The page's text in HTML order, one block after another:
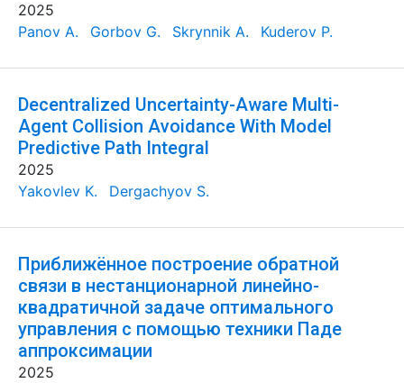
2025
Panov A.
Gorbov G. Skrynnik A. Kuderov P.
Decentralized Uncertainty-Aware Multi-
Agent Collision Avoidance With Model
Predictive Path Integral
2025
Yakovlev K.
Dergachyov S.
Приближённое построение обратной
связи в нестанционарной линейно-
квадратичной задаче оптимального
управления с помощью техники Паде
аппроксимации
2025